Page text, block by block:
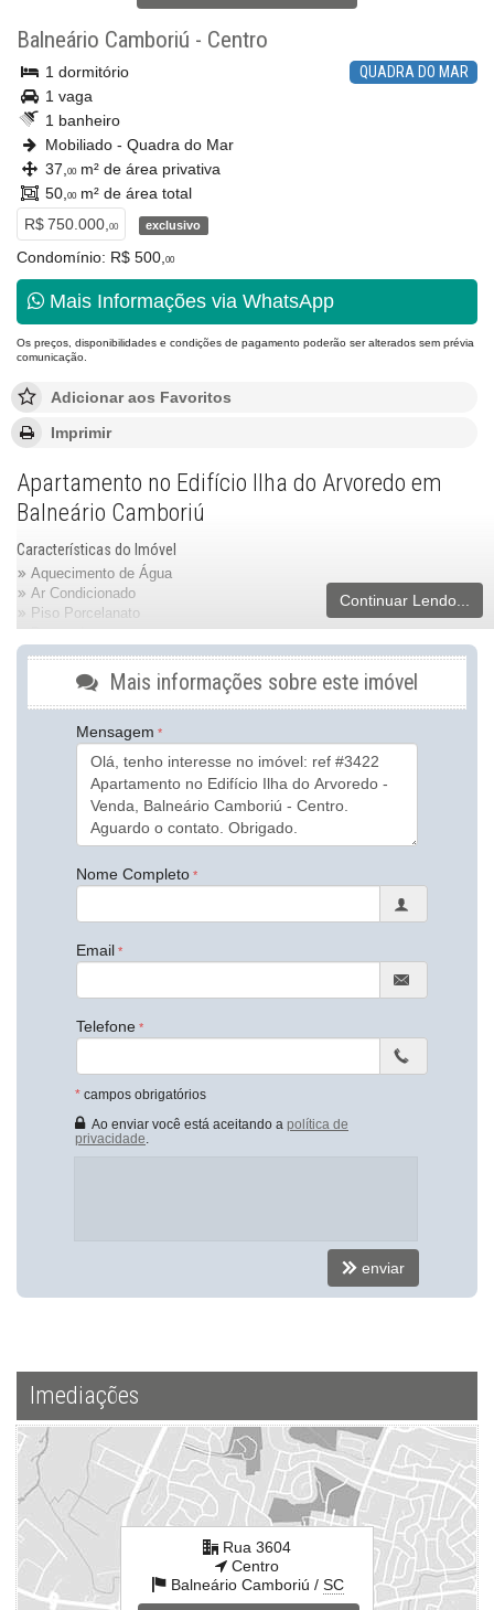
Balneário Camboriú - Centro
QUADRA DO MAR
1 dormitório
1 vaga
1 banheiro
Mobiliado - Quadra do Mar
37, 00m² de área privativa
50, 00m² de área total
R$ 750.000, 00 exclusivo
Condomínio: R$ 500, 00
Mais Informações via WhatsApp
Os preços, disponibilidades e condições de pagamento poderão ser alterados sem prévia
comunicação.
Adicionar aos Favoritos
Imprimir
Apartamento no Edifício Ilha do Arvoredo em
Balneário Camboriú
Características do Imóvel
Aquecimento de Água
Ar Condicionado
Piso Porcelanato
Decorado
Área de Serviço
Sala de Estar
Cozinha
Sacada Integrada
Banheiro Social
Características do Empreendimento
Salão de Festas
Captação de Água
Portão Eletrônico
Elevador
Coworking
Hall Decorado e Mobiliado
Rua 3604
Balneário Camboriú /SC
ver mapa abaixo
Continuar Lendo...
Mais informações sobre este imóvel
Mensagem
Nome Completo
Email
Telefone
* campos obrigatórios
Ao enviar você está aceitando a política de
privacidade
enviar
Imediações
Rua 3604
Centro
Balneário Camboriú / SC